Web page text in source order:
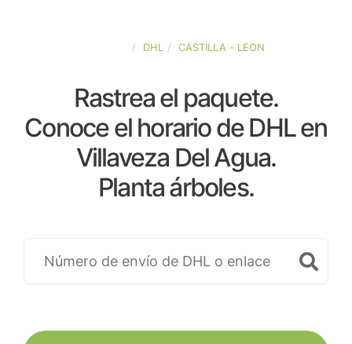
DHL CASTILLA - LEON
Rastrea el paquete.
Conoce el horario de DHL en
Villaveza Del Agua.
Planta árboles.